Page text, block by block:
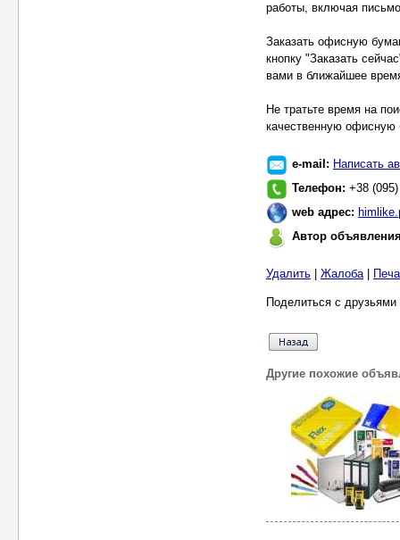
работы, включая
Заказать офисную
кнопку "Заказать
вами в ближайшее
Не тратьте время на
качественную офисную
e-mail: Написать
Телефон: +38
web адрес:
Автор
Удалить Жалоба|
Поделиться с
Другие похожие